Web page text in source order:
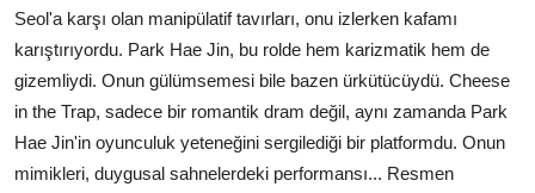
Seol'a karşı olan manipülatif tavırları, onu izlerken kafamı
karıştırıyordu. Park Hae Jin, bu rolde hem karizmatik hem de
gizemliydi. Onun gülümsemesi bile bazen ürkütücüydü. Cheese
in the Trap, sadece bir romantik dram değil, aynı zamanda Park
Hae Jin'in oyunculuk yeteneğini sergilediği bir platformdu. Onun
mimikleri, duygusal sahnelerdeki performansı... Resmen